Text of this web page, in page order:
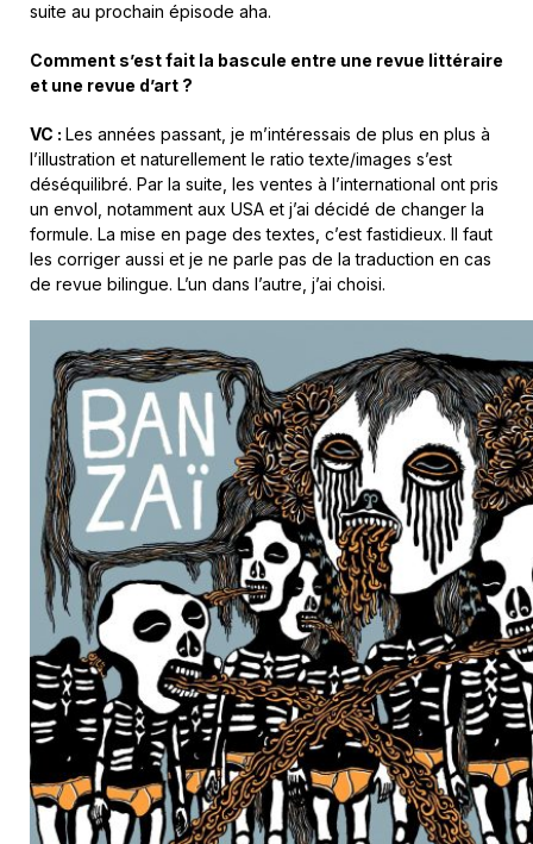
suite au prochain épisode aha.
Comment s’est fait la bascule entre une revue littéraire
et une revue d’art ?
VC : Les années passant, je m’intéressais de plus en plus à
l’illustration et naturellement le ratio texte/images s’est
déséquilibré. Par la suite, les ventes à l’international ont pris
un envol, notamment aux USA et j’ai décidé de changer la
formule. La mise en page des textes, c’est fastidieux. Il faut
les corriger aussi et je ne parle pas de la traduction en cas
de revue bilingue. L’un dans l’autre, j’ai choisi.